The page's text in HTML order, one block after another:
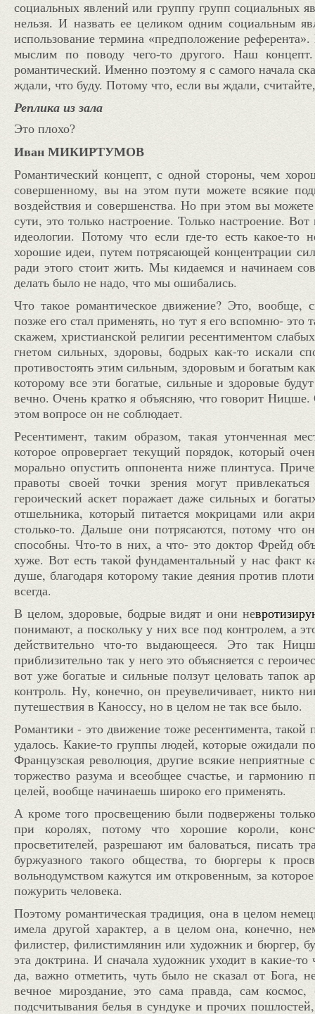
социальных явлений или группу групп социальных
нельзя. И назвать ее целиком одним социальным
использование термина «предположение
мыслим по поводу чего-то другого. Наш
романтический. Именно поэтому я с самого начала
ждали, что буду. Потому что, если вы ждали,
Реплика из зала
Это плохо?
Иван МИКИРТУМОВ
Романтический концепт, с одной стороны, чем
совершенному, вы на этом пути можете всякие
воздействия и совершенства. Но при этом вы
сути, это только настроение. Только настроение.
идеологии. Потому что если где-то есть какое-
хорошие идеи, путем потрясающей концентрации
ради этого стоит жить. Мы кидаемся и начинаем
делать было не надо, что мы ошибались.
Что такое романтическое движение? Это,
позже его стал применять, но тут я его вспомню-
скажем, христианской религии ресентиментом
гнетом сильных, здоровы, бодрых как-то искали
противостоять этим сильным, здоровым и богатым
которому все эти богатые, сильные и здоровые
вечно. Очень кратко я объясняю, что говорит
этом вопросе он не соблюдает.
Ресентимент, таким образом, такая утонченная
которое опровергает текущий порядок, который
морально опустить оппонента ниже плинтуса.
правоты своей точки зрения могут
героический аскет поражает даже сильных и
отшельника, который питается мокрицами или
столько-то. Дальше они потрясаются, потому что
способны. Что-то в них, а что- это доктор Фрейд
хуже. Вот есть такой фундаментальный у нас факт
душе, благодаря которому такие деяния против
всегда.
В целом, здоровые, бодрые видят и они не
понимают, а поскольку у них все под контролем, а
действительно что-то выдающееся. Это так
приблизительно так у него это объясняется с
вот уже богатые и сильные ползут целовать тапок
контроль. Ну, конечно, он преувеличивает, никто
путешествия в Каноссу, но в целом не так все было.
Романтики - это движение тоже ресентимента, такой
удалось. Какие-то группы людей, которые ожидали
Французская революция, другие всякие
торжество разума и всеобщее счастье, и
целей, вообще начинаешь широко его применять.
А кроме того просвещению были подвержены
при королях, потому что хорошие короли,
просветителей, разрешают им баловаться, писать
буржуазного такого общества, то бюргеры к
вольнодумством кажутся им откровенным, за
пожурить человека.
Поэтому романтическая традиция, она в целом
имела другой характер, а в целом она, конечно,
филистер, филистимлянин или художник и бюргер,
эта доктрина. И сначала художник уходит в какие-
да, важно отметить, чуть было не сказал от Бога,
вечное мироздание, это сама правда, сам
подсчитывания белья в сундуке и прочих